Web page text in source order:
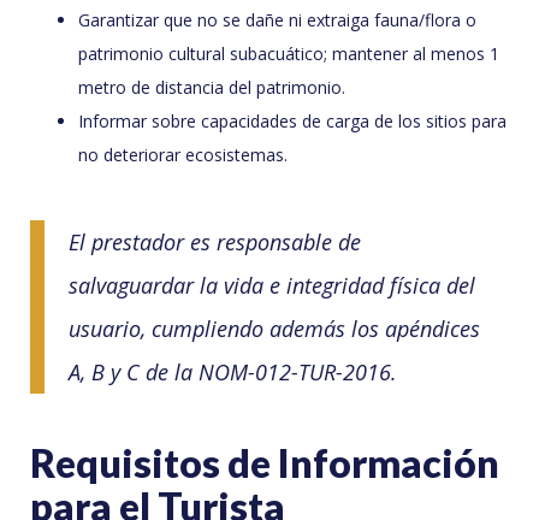
Garantizar que no se dañe ni extraiga fauna/flora o
patrimonio cultural subacuático; mantener al menos 1
metro de distancia del patrimonio.
Informar sobre capacidades de carga de los sitios para
no deteriorar ecosistemas.
El prestador es responsable de
salvaguardar la vida e integridad física del
usuario, cumpliendo además los apéndices
A, B y C de la NOM-012-TUR-2016.
Requisitos de Información
para el Turista